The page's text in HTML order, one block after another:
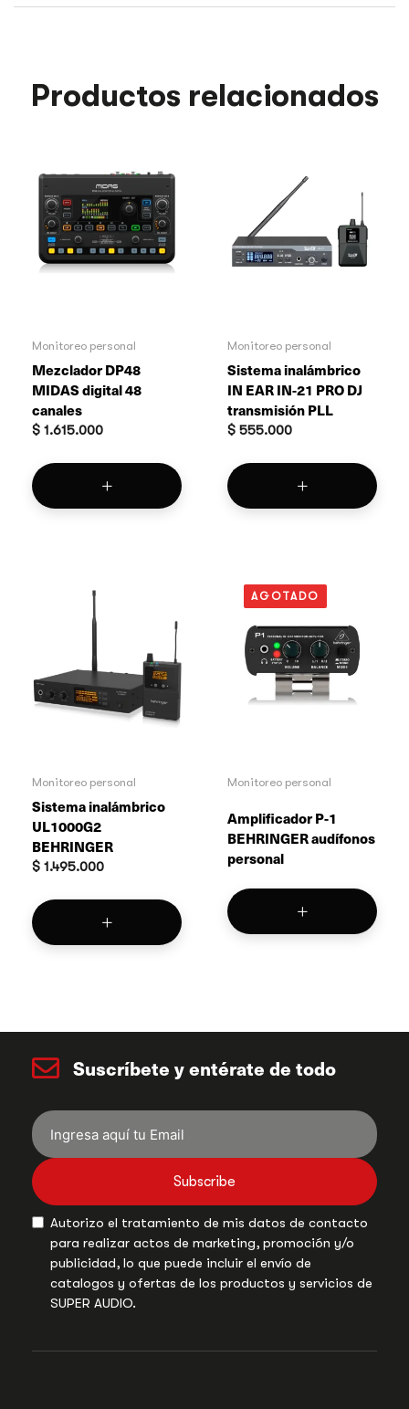
Productos relacionados
Monitoreo personal
Mezclador DP48
MIDAS digital 48
canales
$ 1.615.000
Monitoreo personal
Sistema inalámbrico
IN EAR IN-21 PRO DJ
transmisión PLL
$ 555.000
Monitoreo personal
Sistema inalámbrico
UL1000G2
BEHRINGER
$ 1.495.000
AGOTADO
Monitoreo personal
Amplificador P-1
BEHRINGER audífonos
personal
Suscríbete y entérate de todo
Subscribe
Autorizo el tratamiento de mis datos de contacto
para realizar actos de marketing, promoción y/o
publicidad, lo que puede incluir el envío de
catalogos y ofertas de los productos y servicios de
SUPER AUDIO.